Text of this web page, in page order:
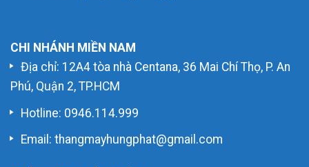
CHI NHÁNH MIỀN NAM
Địa chỉ: 12A4 tòa nhà Centana, 36 Mai Chí Thọ, P. An
Phú, Quận 2, TP.HCM
Hotline: 0946.114.999
Email: thangmayhungphat@gmail.com